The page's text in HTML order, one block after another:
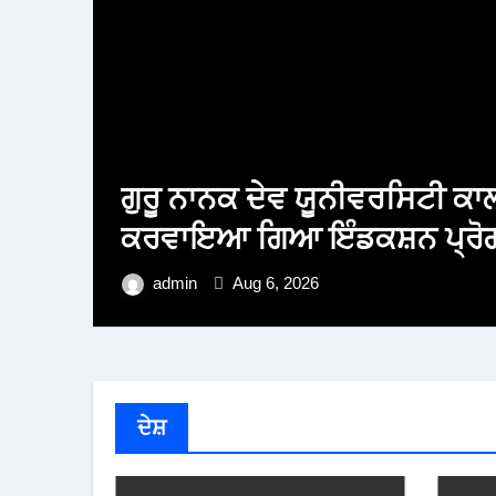
ਗੁਰੂ ਨਾਨਕ ਦੇਵ ਯੂਨੀਵਰਸਿਟੀ
ਕਰਵਾਇਆ ਗਿਆ ਇੰਡਕਸ਼ਨ
admin Aug 6, 2026
ਦੇਸ਼